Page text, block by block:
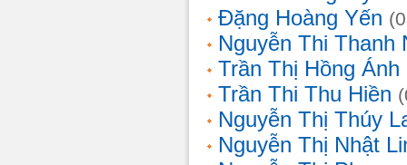
Đặng Hoàng Yến
Nguyễn Thi Thanh
Trần Thị Hồng Ánh
Trần Thi Thu Hiền
Nguyễn Thị Thúy
Nguyễn Thị Nhật